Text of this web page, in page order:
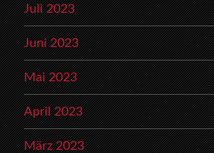
Juli 2023
Juni 2023
Mai 2023
April 2023
März 2023